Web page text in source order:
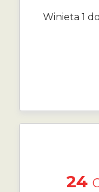
Winieta 1
24